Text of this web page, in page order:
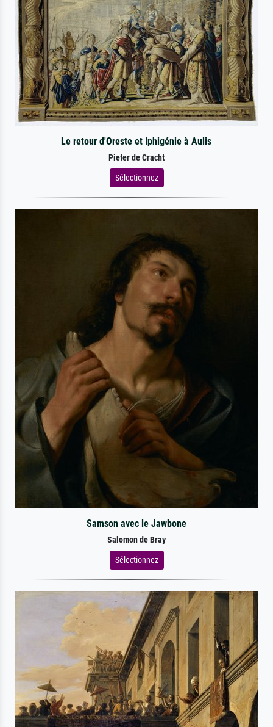
Le retour d'Oreste et Iphigénie à Aulis
Pieter de Cracht
Sélectionnez
Samson avec le Jawbone
Salomon de Bray
Sélectionnez